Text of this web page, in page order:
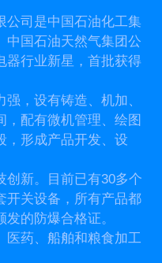
公司是中国石油化工集
中国石油天然气集团公
器行业新星，首批获得
，设有铸造、机加、
配有微机管理、绘图
，形成产品开发、设
创新。目前已有30多个
开关设备，所有产品都
的防爆合格证。
医药、船舶和粮食加工